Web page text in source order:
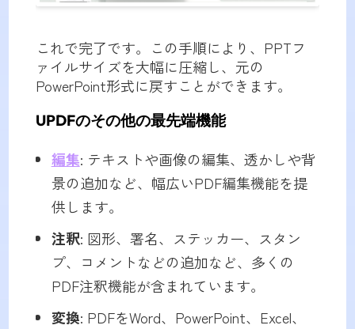
これで完了です。この手順により、PPTフ
ァイルサイズを大幅に圧縮し、元の
PowerPoint形式に戻すことができます。
UPDFのその他の最先端機能
編集: テキストや画像の編集、透かしや背
景の追加など、幅広いPDF編集機能を提
供します。
注釈: 図形、署名、ステッカー、スタン
プ、コメントなどの追加など、多くの
PDF注釈機能が含まれています。
変換: PDFをWord、PowerPoint、Excel、